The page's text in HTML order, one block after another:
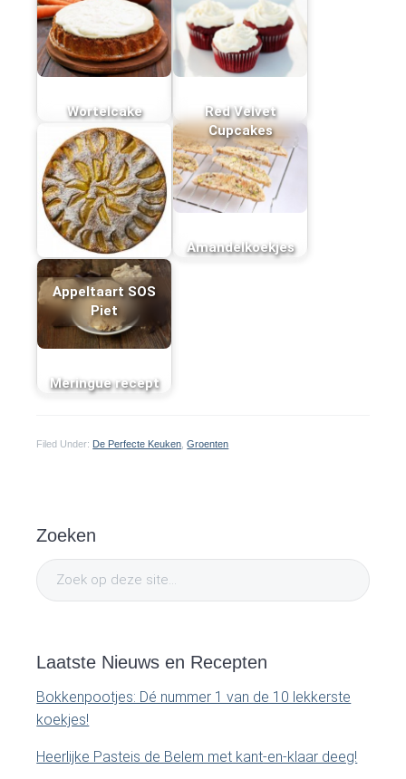
Wortelcake
Red Velvet
Cupcakes
Appeltaart SOS
Piet
Amandelkoekjes
Meringue recept
Filed Under: De Perfecte Keuken ,Groenten
a
y
Zoeken
Z
o
o
d
e
z
Laatste Nieuws en Recepten
Bokkenpootjes: Dé nummer 1 van de 10 lekkerste
koekjes!
Heerlijke Pasteis de Belem met kant-en-klaar deeg!